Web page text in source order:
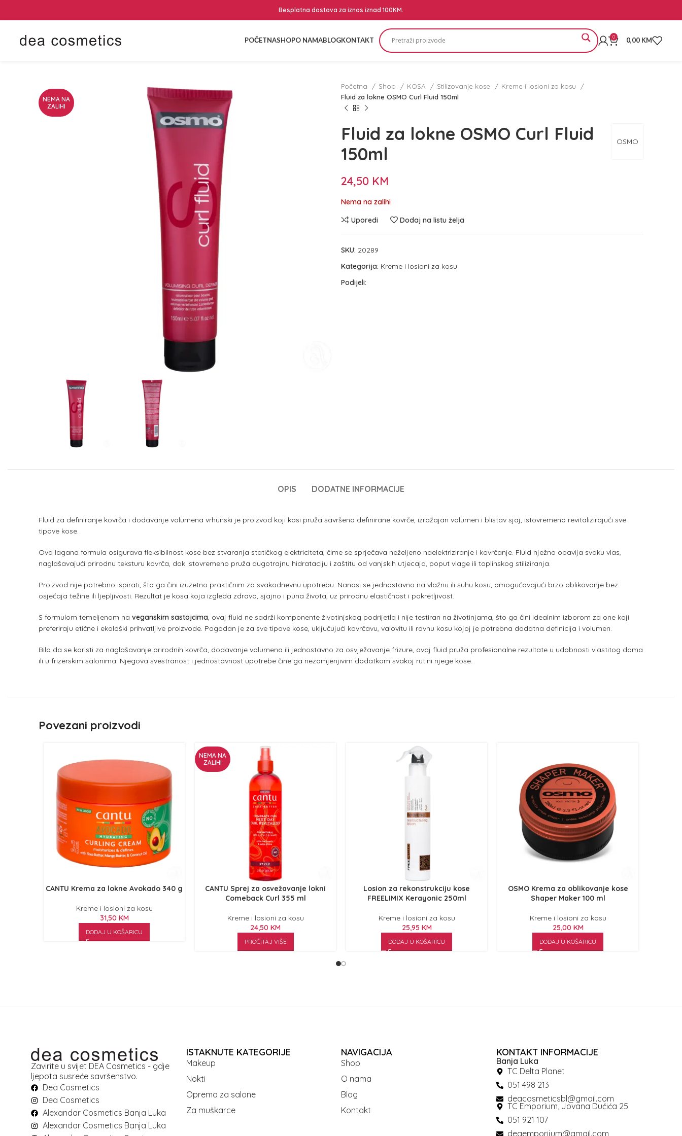
Besplatna dostava za iznos iznad 100KM.
POČETNASHOPO NAMABLOGKONTAKT 0 0,00 KM
NEMA NA
ZALIHI
Početna Shop KOSA Stilizovanje kose
Kreme i losioni za kosu
Fluid za lokne OSMO Curl Fluid 150ml
OSMO
Fluid za lokne OSMO Curl Fluid
150ml
24,50 KM
Nema na zalihi
Uporedi
Dodaj na listu želja
SKU: 20289
Kategorija: Kreme i losioni za kosu
Podijeli:
OPIS DODATNE INFORMACIJE
Fluid za definiranje kovrča i dodavanje volumena vrhunski je proizvod koji kosi pruža savršeno definirane kovrče, izražajan volumen i blistav sjaj, istovremeno revitalizirajući sve
tipove kose.
Ova lagana formula osigurava fleksibilnost kose bez stvaranja statičkog elektriciteta, čime se sprječava neželjeno naelektriziranje i kovrčanje. Fluid nježno obavija svaku vlas,
naglašavajući prirodnu teksturu kovrča, dok istovremeno pruža dugotrajnu hidrataciju i zaštitu od vanjskih utjecaja, poput vlage ili toplinskog stiliziranja.
Proizvod nije potrebno ispirati, što ga čini izuzetno praktičnim za svakodnevnu upotrebu. Nanosi se jednostavno na vlažnu ili suhu kosu, omogućavajući brzo oblikovanje bez
osjećaja težine ili ljepljivosti. Rezultat je kosa koja izgleda zdravo, sjajno i puna života, uz prirodnu elastičnost i pokretljivost.
S formulom temeljenom na veganskim sastojcima, ovaj fluid ne sadrži komponente životinjskog podrijetla i nije testiran na životinjama, što ga čini idealnim izborom za one koji
preferiraju etične i ekološki prihvatljive proizvode. Pogodan je za sve tipove kose, uključujući kovrčavu, valovitu ili ravnu kosu kojoj je potrebna dodatna definicija i volumen.
Bilo da se koristi za naglašavanje prirodnih kovrča, dodavanje volumena ili jednostavno za osvježavanje frizure, ovaj fluid pruža profesionalne rezultate u udobnosti vlastitog doma
ili u frizerskim salonima. Njegova svestranost i jednostavnost upotrebe čine ga nezamjenjivim dodatkom svakoj rutini njege kose.
Povezani proizvodi
CANTU Krema za lokne Avokado 340 g
Kreme i losioni za kosu
31,50 KM
DODAJ U KOŠARICU
NEMA NA
ZALIHI
CANTU Sprej za osvežavanje lokni
Comeback Curl 355 ml
Kreme i losioni za kosu
24,50 KM
PROČITAJ VIŠE
Losion za rekonstrukciju kose
FREELIMIX Kerayonic 250ml
Kreme i losioni za kosu
25,95 KM
DODAJ U KOŠARICU
OSMO Krema za oblikovanje kose
Shaper Maker 100 ml
Kreme i losioni za kosu
25,00 KM
DODAJ U KOŠARICU
Zavirite u svijet DEA Cosmetics - gdje
ljepota susreće savršenstvo.
Dea Cosmetics
Dea Cosmetics
Alexandar Cosmetics Banja Luka
Alexandar Cosmetics Banja Luka
ISTAKNUTE KATEGORIJE
Makeup
Nokti
Oprema za salone
Za muškarce
NAVIGACIJA
Shop
O nama
Blog
Kontakt
KONTAKT INFORMACIJE
Banja Luka
TC Delta Planet
051 498 213
deacosmeticsbl@gmail.com
TC Emporium, Jovana Dučića 25
051 921 107
deaemporijum@gmail.com